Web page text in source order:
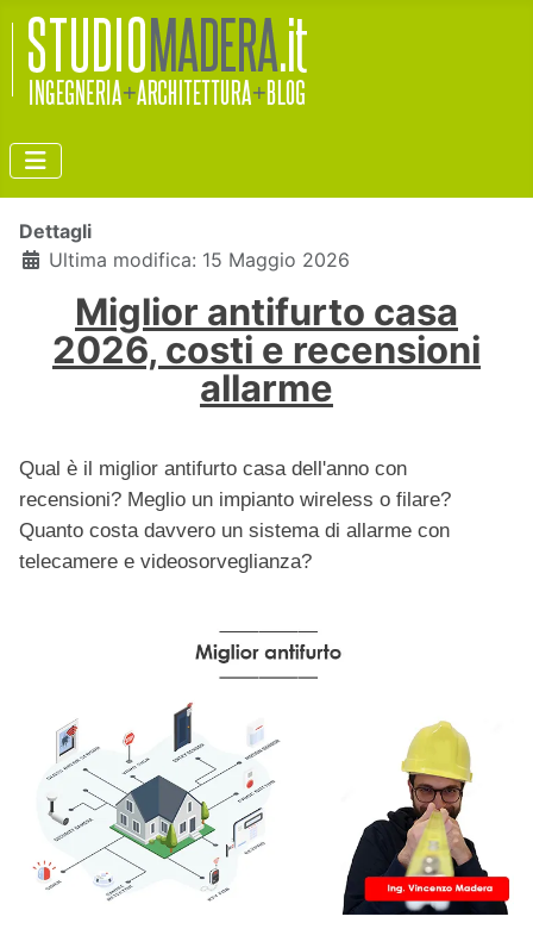
Dettagli
Ultima modifica: 15 Maggio 2026
Miglior antifurto casa
2026, costi e recensioni
allarme
Qual è il miglior antifurto casa dell'anno con
recensioni? Meglio un impianto wireless o filare?
Quanto costa davvero un sistema di allarme con
telecamere e videosorveglianza?